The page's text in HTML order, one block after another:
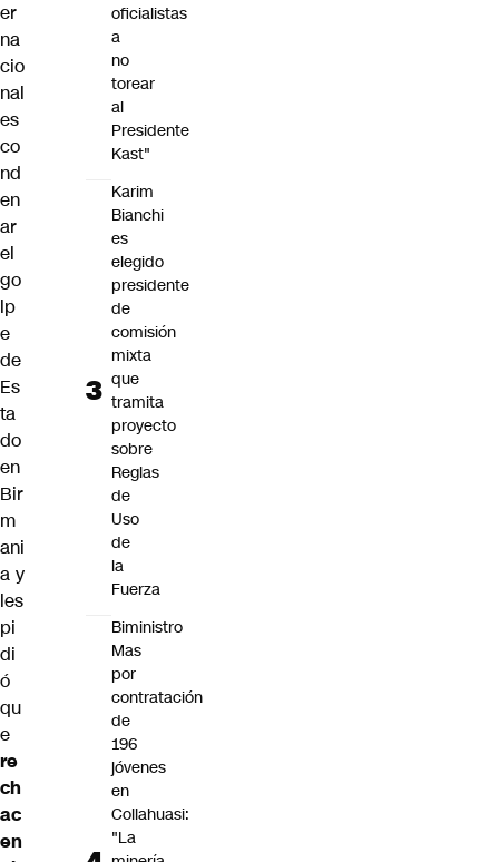
er
na
cio
nal
es
co
nd
en
ar
el
go
lp
e
de
Es
ta
do
en
Bir
m
ani
a y
les
pi
di
ó
qu
e
re
ch
ac
en
oficialistas
a
no
torear
al
Presidente
Kast"
Karim
Bianchi
es
elegido
presidente
de
comisión
mixta
que
tramita
proyecto
sobre
Reglas
de
Uso
de
la
Fuerza
Biministro
Mas
por
contratación
de
196
jóvenes
en
Collahuasi:
"La